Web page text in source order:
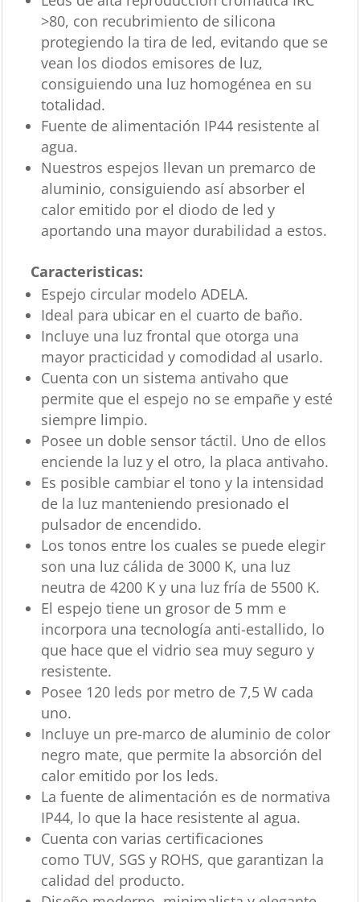
>80, con recubrimiento de silicona
protegiendo la tira de led, evitando que se
vean los diodos emisores de luz,
consiguiendo una luz homogénea en su
totalidad.
Fuente de alimentación IP44 resistente al
agua.
Nuestros espejos llevan un premarco de
aluminio, consiguiendo así absorber el
calor emitido por el diodo de led y
aportando una mayor durabilidad a estos.
Caracteristicas:
Espejo circular modelo ADELA.
Ideal para ubicar en el cuarto de baño.
Incluye una luz frontal que otorga una
mayor practicidad y comodidad al usarlo.
Cuenta con un sistema antivaho que
permite que el espejo no se empañe y esté
siempre limpio.
Posee un doble sensor táctil. Uno de ellos
enciende la luz y el otro, la placa antivaho.
Es posible cambiar el tono y la intensidad
de la luz manteniendo presionado el
pulsador de encendido.
Los tonos entre los cuales se puede elegir
son una luz cálida de 3000 K, una luz
neutra de 4200 K y una luz fría de 5500 K.
El espejo tiene un grosor de 5 mm e
incorpora una tecnología anti-estallido, lo
que hace que el vidrio sea muy seguro y
resistente.
Posee 120 leds por metro de 7,5 W cada
uno.
Incluye un pre-marco de aluminio de color
negro mate, que permite la absorción del
calor emitido por los leds.
La fuente de alimentación es de normativa
IP44, lo que la hace resistente al agua.
Cuenta con varias certificaciones
como TUV, SGS y ROHS, que garantizan la
calidad del producto.